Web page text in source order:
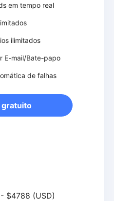
em tempo real
ilimitados
E-mail/Bate-papo
de falhas
gratuito
$4788 (USD)